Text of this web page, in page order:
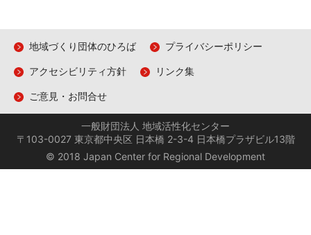
地域づくり団体のひろば プライバシーポリシー
アクセシビリティ方針 リンク集
ご意見・お問合せ
一般財団法人 地域活性化センター
〒103-0027 東京都中央区 日本橋 2-3-4 日本橋プラザビル13階
© 2018 Japan Center for Regional Development